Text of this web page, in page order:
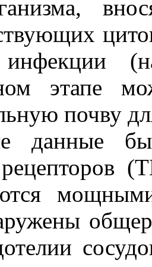
этапе
почву
данные